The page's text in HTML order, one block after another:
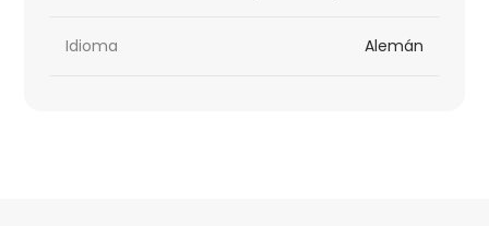
Idioma Alemán